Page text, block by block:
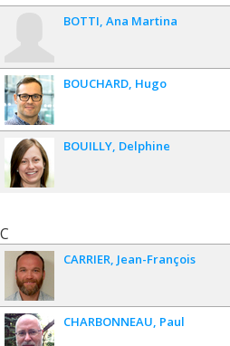
Asselin, B. Baloukas, R. Bassiri, G.
Gibson,L. J. Godbout, E.
Torrie, D. Vine, S. Reid, R. X.
temperature deposition on the
coatings
101. J. Wang, S. H. Y. Huang, C.
Schiettekatte, K. L. Kavanagh,
through Si nanomembranes
(2018)
BOTTI Ana Martina
BOUCHARD Hugo
BOUILLY Delphine
C
CARRIER Jean-François
CHARBONNEAU Paul